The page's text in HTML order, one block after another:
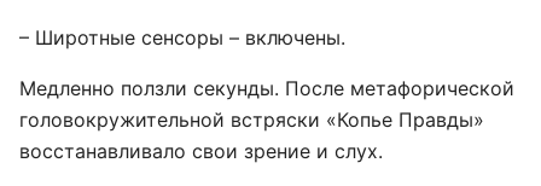
– Широтные сенсоры – включены.
Медленно ползли секунды. После метафорической
головокружительной встряски «Копье Правды»
восстанавливало свои зрение и слух.